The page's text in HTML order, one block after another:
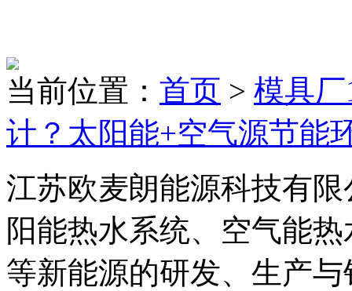
当前位置： 首页 > 模具
计？太阳能+空气源节能
江苏欧麦朗能源科技有
阳能热水系统、空气能
等新能源的研发、生产